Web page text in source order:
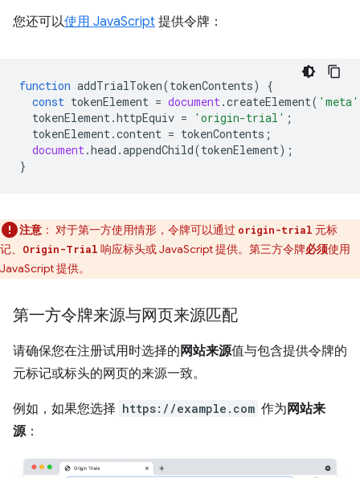
您还可以使用 JavaScript 提供令牌：
function addTrialToken(tokenContents)
{
const tokenElement = document .createElement( 'meta'
tokenElement .httpEquiv = 'origin-trial' ;
tokenElement .content = tokenContents ;
document .head .appendChild(tokenElement);
}
注意 ： 对于第一方使用情形，令牌可以通过 origin-trial 元标
记、
Origin-Trial 响应标头或 JavaScript 提供。第三方令牌必须使用
JavaScript 提供。
第一方令牌来源与网页来源匹配
请确保您在注册试用时选择的 网站来源值与包含提供令牌的
元标记或标头的网页的来源一致。
例如，如果您选择 https://example.com 作为 网站来
源：